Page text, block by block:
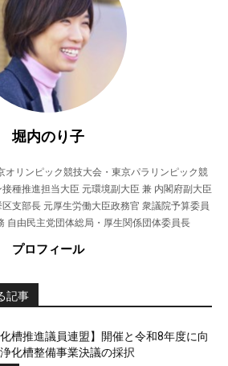
堀内のり子
オリンピック競技大会・東京パラリンピック競
種推進担当大臣 元環境副大臣 兼 内閣府副大臣
支部長 元厚生労働大臣政務官 衆議院予算委員
自由民主党団体総局・厚生関係団体委員長
プロフィール
記事
化槽推進議員連盟】開催と令和8年度に向
化槽整備事業決議の採択